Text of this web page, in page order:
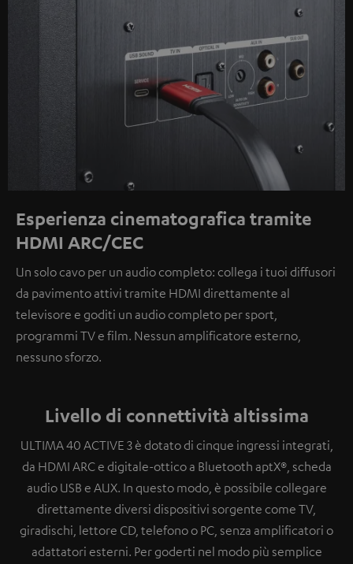
Esperienza cinematografica tramite
HDMI ARC/CEC
Un solo cavo per un audio completo: collega i tuoi diffusori
da pavimento attivi tramite HDMI direttamente al
televisore e goditi un audio completo per sport,
programmi TV e film. Nessun amplificatore esterno,
nessuno sforzo.
Livello di connettività altissima
ULTIMA 40 ACTIVE 3 è dotato di cinque ingressi integrati,
da HDMI ARC e digitale-ottico a Bluetooth aptX®, scheda
audio USB e AUX. In questo modo, è possibile collegare
direttamente diversi dispositivi sorgente come TV,
giradischi, lettore CD, telefono o PC, senza amplificatori o
adattatori esterni. Per goderti nel modo più semplice